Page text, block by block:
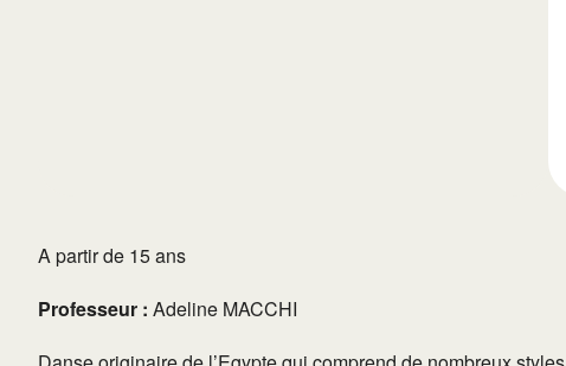
A partir de 15 ans
Professeur : Adeline MACCHI